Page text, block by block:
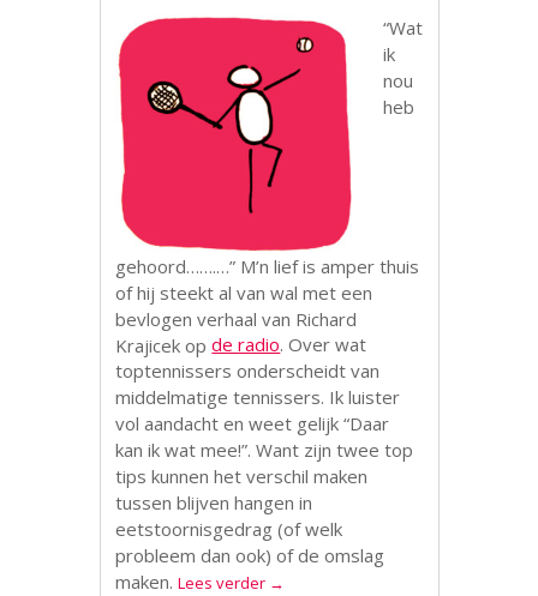
“Wat
ik
nou
heb
gehoord…….…” M’n lief is amper thuis
of hij steekt al van wal met een
bevlogen verhaal van Richard
Krajicek opde radio. Over wat
toptennissers onderscheidt van
middelmatige tennissers. Ik luister
vol aandacht en weet gelijk “Daar
kan ik wat mee!”. Want zijn twee top
tips kunnen het verschil maken
tussen blijven hangen in
eetstoornisgedrag (of welk
probleem dan ook) of de omslag
maken.Lees verder →